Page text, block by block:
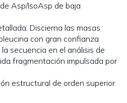
Asp/IsoAsp de baja
Discierna las masas
con gran confianza
secuencia en el análisis de
fragmentación impulsada por
estructural de orden superior